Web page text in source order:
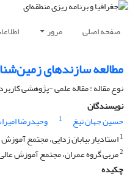
صفحه اصلی مرور
مطالعه سازندهای
نوع مقاله : مقاله علمی -پژوهشی
نویسندگان
حسین جهان تیغ
1 وحیدرضا
1استادیار بیابان زدایی، مجتمع
2مربی گروه عمران، مجتمع آموزش
چکیده